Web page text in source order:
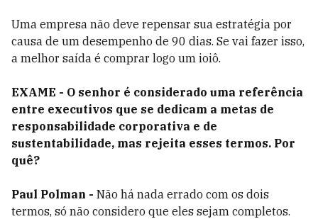
Uma empresa não deve repensar sua estratégia por
causa de um desempenho de 90 dias. Se vai fazer isso,
a melhor saí­da é comprar logo um ioiô.
EXAME - O senhor é considerado uma referência
entre executivos que se dedicam a metas de
responsabilidade corporativa e de
sustentabilidade, mas rejeita esses termos. Por
quê?
Paul Polman - Não há nada errado com os dois
termos, só não considero que eles sejam completos.